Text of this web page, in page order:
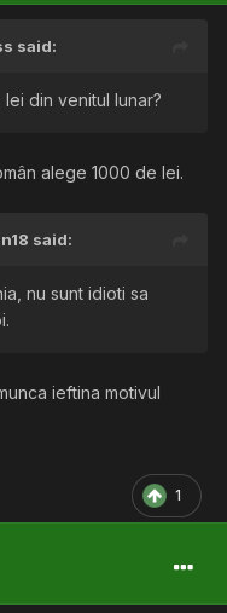
said:
din venitul lunar?
alege 1000 de lei.
said:
nu sunt idioti sa
ieftina motivul
1